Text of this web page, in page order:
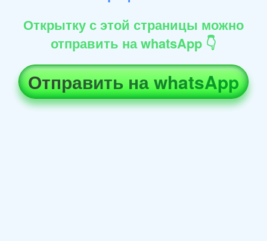
Открытку с этой страницы можно
отправить на whatsApp 👇
Отправить на whatsApp